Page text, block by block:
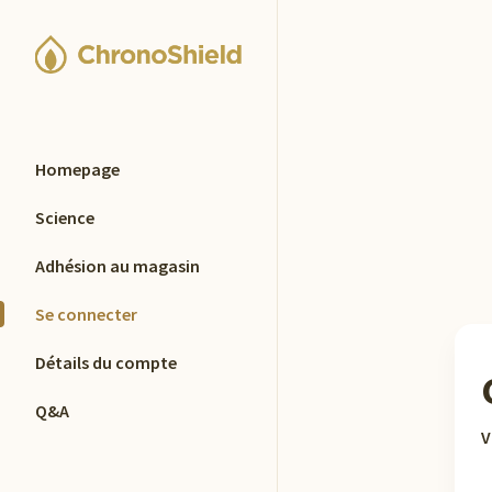
Homepage
Science
Adhésion au magasin
Se connecter
Détails du compte
Q&A